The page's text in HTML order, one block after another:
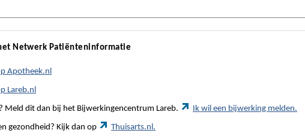
Netwerk Patiënteninformatie
Apotheek.nl
Lareb.nl
Meld dit dan bij het Bijwerkingencentrum Lareb. Ik wil een bijwerking melden.
gezondheid? Kijk dan op Thuisarts.nl.